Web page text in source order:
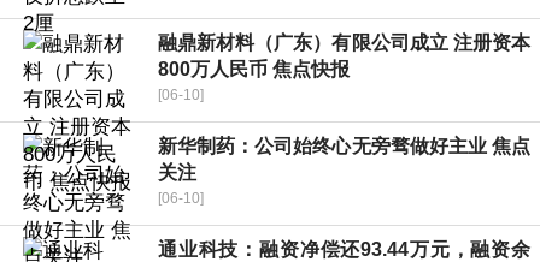
融鼎新材料（广东）有限公司成立 注册资本
800万人民币 焦点快报
[06-10]
新华制药：公司始终心无旁骛做好主业 焦点
关注
[06-10]
通业科技：融资净偿还93.44万元，融资余